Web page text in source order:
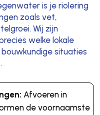
is je riolering
zoals vet,
Wij zijn
welke lokale
situaties
Afvoeren in
de voornaamste